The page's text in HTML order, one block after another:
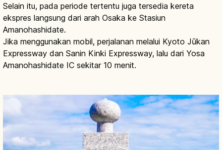
Selain itu, pada periode tertentu juga tersedia kereta
ekspres langsung dari arah Osaka ke Stasiun
Amanohashidate.
Jika menggunakan mobil, perjalanan melalui Kyoto Jūkan
Expressway dan Sanin Kinki Expressway, lalu dari Yosa
Amanohashidate IC sekitar 10 menit.